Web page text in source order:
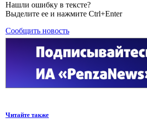
Нашли ошибку в тексте?
Выделите ее и нажмите Ctrl+Enter
Сообщить новость
Читайте также